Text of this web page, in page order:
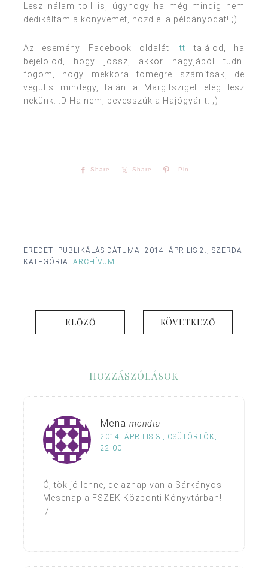
Lesz nálam toll is, úgyhogy ha még mindig nem
dedikáltam a könyvemet, hozd el a példányodat! ;)
Az esemény Facebook oldalát itt találod, ha
bejelölöd, hogy jössz, akkor nagyjából tudni
fogom, hogy mekkora tömegre számítsak, de
végülis mindegy, talán a Margitsziget elég lesz
nekünk. :D Ha nem, bevesszük a Hajógyárit. ;)
Share Share Pin
EREDETI PUBLIKÁLÁS DÁTUMA: 2014. ÁPRILIS 2., SZERDA
KATEGÓRIA: ARCHÍVUM
ELŐZŐ KÖVETKEZŐ
HOZZÁSZÓLÁSOK
Mena mondta
2014. ÁPRILIS 3., CSÜTÖRTÖK,
22:00
Ó, tök jó lenne, de aznap van a Sárkányos
Mesenap a FSZEK Központi Könyvtárban!
:/